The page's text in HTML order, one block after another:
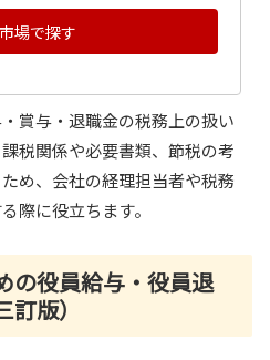
場で探す
賞与・退職金の税務上の扱い
税関係や必要書類、節税の考
め、会社の経理担当者や税務
際に役立ちます。
の役員給与・役員退
版）